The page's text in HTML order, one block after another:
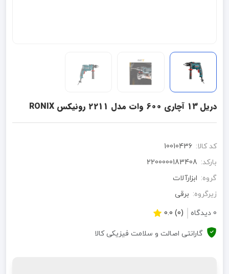
دریل 13 آچاری 600 وات مدل 2211 رونیکس RONIX
کد کالا: 10010436
بارکد: 2200000183408
گروه: ابزارآلات
زیرگروه: برقی
0 دیدگاه
(0) 0.0
گارانتی اصالت و سلامت فیزیکی کالا